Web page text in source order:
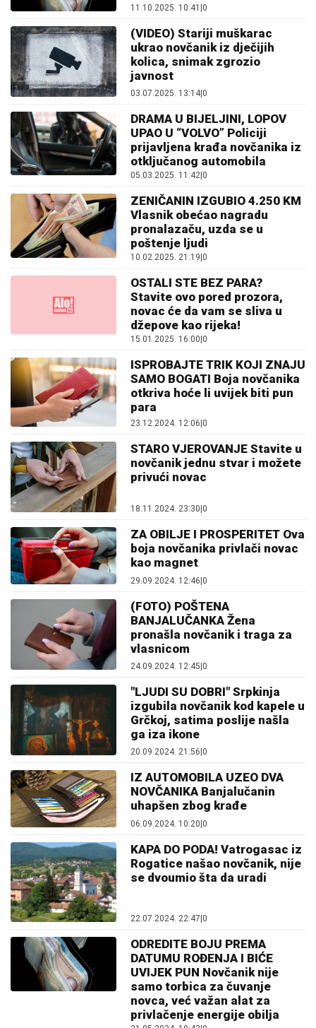
11.10.2025. 10:41 |0
(VIDEO) Stariji muškarac
ukrao novčanik iz dječijih
kolica, snimak zgrozio
javnost
03.07.2025. 13:14|0
DRAMA U BIJELJINI, LOPOV
UPAO U “VOLVO” Policiji
prijavljena krađa novčanika iz
otključanog automobila
05.03.2025. 11:42|0
ZENIČANIN IZGUBIO 4.250 KM
Vlasnik obećao nagradu
pronalazaču, uzda se u
poštenje ljudi
10.02.2025. 21:19|0
OSTALI STE BEZ PARA?
Stavite ovo pored prozora,
novac će da vam se sliva u
džepove kao rijeka!
15.01.2025. 16:00|0
ISPROBAJTE TRIK KOJI ZNAJU
SAMO BOGATI Boja novčanika
otkriva hoće li uvijek biti pun
para
23.12.2024. 12:06 0
STARO VJEROVANJE Stavite u
novčanik jednu stvar i možete
privući novac
18.11.2024. 23:30|0
ZA OBILJE I PROSPERITET Ova
boja novčanika privlači novac
kao magnet
29.09.2024. 12:46|0
(FOTO) POŠTENA
BANJALUČANKA Žena
pronašla novčanik i traga za
vlasnicom
24.09.2024. 12:45|0
"LJUDI SU DOBRI" Srpkinja
izgubila novčanik kod kapele u
Grčkoj, satima poslije našla
ga iza ikone
20.09.2024. 21:56|0
IZ AUTOMOBILA UZEO DVA
NOVČANIKA Banjalučanin
uhapšen zbog krađe
06.09.2024. 10:20 0
KAPA DO PODA! Vatrogasac iz
Rogatice našao novčanik, nije
se dvoumio šta da uradi
22.07.2024. 22:47|0
ODREDITE BOJU PREMA
DATUMU ROĐENJA I BIĆE
UVIJEK PUN Novčanik nije
samo torbica za čuvanje
novca, već važan alat za
privlačenje energije obilja